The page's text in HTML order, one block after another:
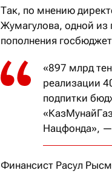
Так, по мнению
Жумагулова, одной из
пополнения
«897 млрд
реализации
подпитки
Нацфонда», —
Финансист Расул